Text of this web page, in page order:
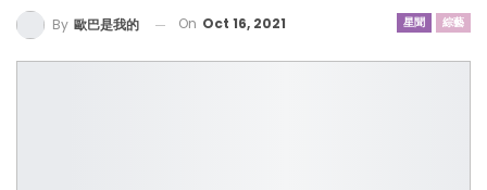
星聞 綜藝
By 歐巴是我的 On Oct 16, 2021